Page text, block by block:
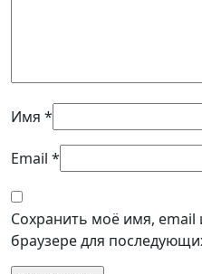
Имя *
Email *
Сохранить моё имя, email
браузере для